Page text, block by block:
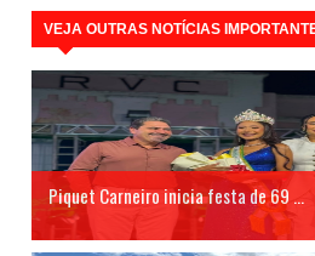
VEJA OUTRAS NOTÍCIAS
Piquet Carneiro inicia festa de 69 ...